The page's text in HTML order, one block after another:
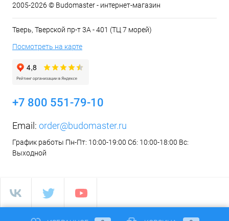
2005-2026 © Budomaster - интернет-магазин
Тверь, Тверской пр-т 3А - 401 (ТЦ 7 морей)
Посмотреть на карте
+7 800 551-79-10
Email: order@budomaster.ru
График работы Пн-Пт: 10:00-19:00 Сб: 10:00-18:00 Вс:
Выходной